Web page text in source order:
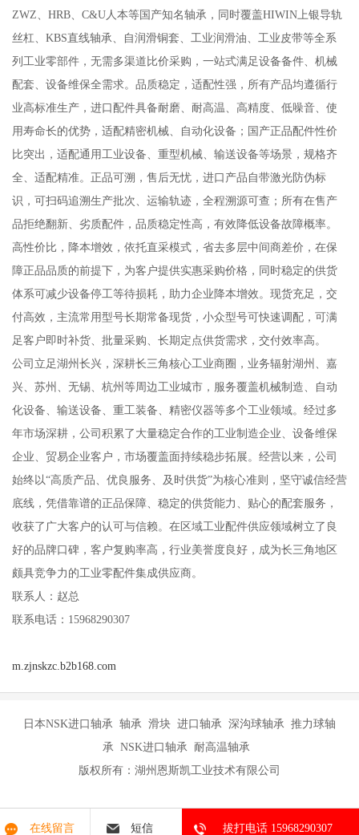
ZWZ、HRB、C&U人本等国产知名轴承，同时覆盖HIWIN上银导轨
丝杠、KBS直线轴承、自润滑铜套、工业润滑油、工业皮带等全系
列工业零部件，无需多渠道比价采购，一站式满足设备备件、机械
配套、设备维保全需求。品质稳定，适配性强，所有产品均遵循行
业高标准生产，进口配件具备耐磨、耐高温、高精度、低噪音、使
用寿命长的优势，适配精密机械、自动化设备；国产正品配件性价
比突出，适配通用工业设备、重型机械、输送设备等场景，规格齐
全、适配精准。正品可溯，售后无忧，进口产品自带激光防伪标
识，可扫码追溯生产批次、运输轨迹，全程溯源可查；所有在售产
品拒绝翻新、劣质配件，品质稳定性高，有效降低设备故障概率。
高性价比，降本增效，依托直采模式，省去多层中间商差价，在保
障正品品质的前提下，为客户提供实惠采购价格，同时稳定的供货
体系可减少设备停工等待损耗，助力企业降本增效。现货充足，交
付高效，主流常用型号长期常备现货，小众型号可快速调配，可满
足客户即时补货、批量采购、长期定点供货需求，交付效率高。
公司立足湖州长兴，深耕长三角核心工业商圈，业务辐射湖州、嘉
兴、苏州、无锡、杭州等周边工业城市，服务覆盖机械制造、自动
化设备、输送设备、重工装备、精密仪器等多个工业领域。经过多
年市场深耕，公司积累了大量稳定合作的工业制造企业、设备维保
企业、贸易企业客户，市场覆盖面持续稳步拓展。经营以来，公司
始终以“高质产品、优良服务、及时供货”为核心准则，坚守诚信经营
底线，凭借靠谱的正品保障、稳定的供货能力、贴心的配套服务，
收获了广大客户的认可与信赖。在区域工业配件供应领域树立了良
好的品牌口碑，客户复购率高，行业美誉度良好，成为长三角地区
颇具竞争力的工业零配件集成供应商。
联系人：赵总
联系电话：15968290307
m.zjnskzc.b2b168.com
日本NSK进口轴承 轴承 滑块 进口轴承 深沟球轴承 推力球轴
承 NSK进口轴承 耐高温轴承
版权所有：湖州恩斯凯工业技术有限公司
在线留言 短信 拔打电话 15968290307